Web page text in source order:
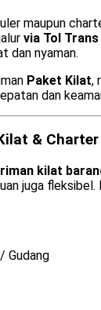
maupun
via Tol
dan nyaman.
Paket Kilat,
dan
&
kilat
juga fleksibel.
Gudang